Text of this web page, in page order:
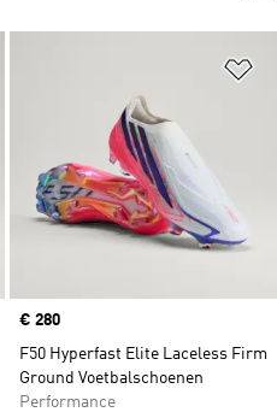
Price
€ 280
F50 Hyperfast Elite Laceless Firm
Ground Voetbalschoenen
Performance